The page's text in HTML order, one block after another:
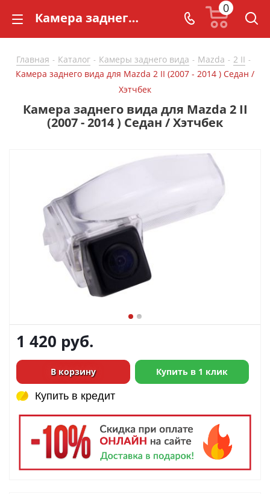
Камера заднего вида для Mazda 2 II (2007 - 2014 ) Седан / Хэтчбек - купить в СarBaza
0
Главная - Каталог - Камеры заднего вида - Mazda - 2 II -
Камера заднего вида для Mazda 2 II (2007 - 2014 ) Седан /
Хэтчбек
Камера заднего вида для Mazda 2 II
(2007 - 2014 ) Седан / Хэтчбек
1 420 руб.
В корзину Купить в 1 клик
Купить в кредит
Купить в кредит